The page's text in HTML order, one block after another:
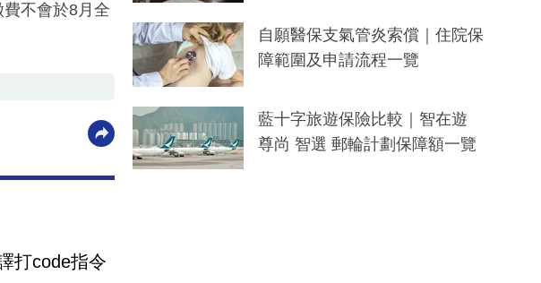
不會於8月全
打code指令
自願醫保支氣管炎索償｜住院保
障範圍及申請流程一覽
藍十字旅遊保險比較｜智在遊
尊尚 智選 郵輪計劃保障額一覽